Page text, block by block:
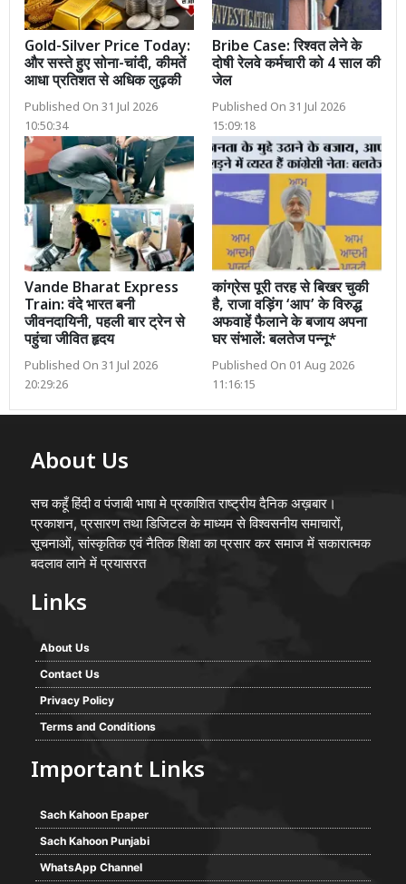
Gold-Silver Price Today:
और सस्ते हुए सोना-चांदी, कीमतें
आधा प्रतिशत से अधिक लुढ़की
Published On 31 Jul 2026
10:50:34
Bribe Case: रिश्वत लेने के
दोषी रेलवे कर्मचारी को 4 साल की
जेल
Published On 31 Jul 2026
15:09:18
Vande Bharat Express
Train: वंदे भारत बनी
जीवनदायिनी, पहली बार ट्रेन से
पहुंचा जीवित हृदय
Published On 31 Jul 2026
20:29:26
कांग्रेस पूरी तरह से बिखर चुकी
है, राजा वड़िंग ‘आप’ के विरुद्ध
अफवाहें फैलाने के बजाय अपना
घर संभालें: बलतेज पन्नू*
Published On 01 Aug 2026
11:16:15
About Us
सच कहूँ हिंदी व पंजाबी भाषा मे प्रकाशित राष्ट्रीय दैनिक अख़बार।
प्रकाशन, प्रसारण तथा डिजिटल के माध्यम से विश्वसनीय समाचारों,
सूचनाओं, सांस्कृतिक एवं नैतिक शिक्षा का प्रसार कर समाज में सकारात्मक
बदलाव लाने में प्रयासरत
Links
About Us
Contact Us
Privacy Policy
Terms and Conditions
Important Links
Sach Kahoon Epaper
Sach Kahoon Punjabi
WhatsApp Channel